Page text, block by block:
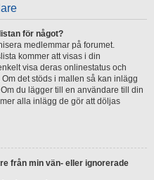
för något?
medlemmar på forumet.
kommer att visas i din
visa deras onlinestatus och
det stöds i mallen så kan inlägg
du lägger till en användare till din
alla inlägg de gör att döljas
från min vän- eller ignorerade